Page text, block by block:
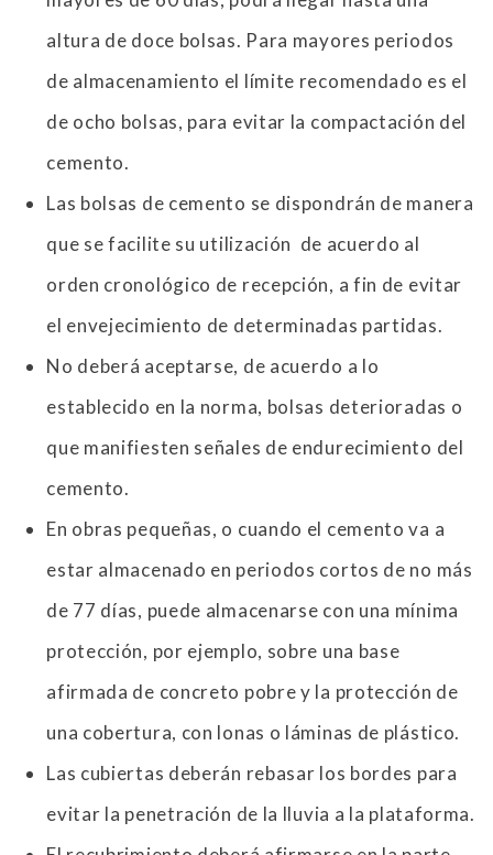
altura de doce bolsas. Para mayores periodos
de almacenamiento el límite recomendado es el
de ocho bolsas, para evitar la compactación del
cemento.
Las bolsas de cemento se dispondrán de manera
que se facilite su utilización de acuerdo al
orden cronológico de recepción, a fin de evitar
el envejecimiento de determinadas partidas.
No deberá aceptarse, de acuerdo a lo
establecido en la norma, bolsas deterioradas o
que manifiesten señales de endurecimiento del
cemento.
En obras pequeñas, o cuando el cemento va a
estar almacenado en periodos cortos de no más
de 77 días, puede almacenarse con una mínima
protección, por ejemplo, sobre una base
afirmada de concreto pobre y la protección de
una cobertura, con lonas o láminas de plástico.
Las cubiertas deberán rebasar los bordes para
evitar la penetración de la lluvia a la plataforma.